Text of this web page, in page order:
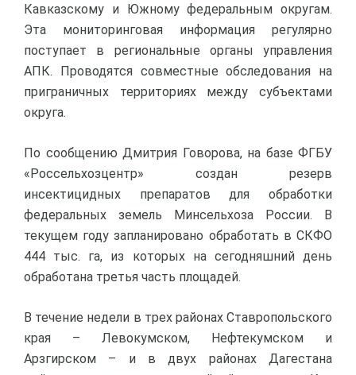
Кавказскому и Южному федеральным округам.
Эта мониторинговая информация регулярно
поступает в региональные органы управления
АПК. Проводятся совместные обследования на
приграничных территориях между субъектами
округа.
По сообщению Дмитрия Говорова, на базе ФГБУ
«Россельхозцентр» создан резерв
инсектицидных препаратов для обработки
федеральных земель Минсельхоза России. В
текущем году запланировано обработать в СКФО
444 тыс. га, из которых на сегодняшний день
обработана третья часть площадей.
В течение недели в трех районах Ставропольского
края – Левокумском, Нефтекумском и
Арзгирском – и в двух районах Дагестана